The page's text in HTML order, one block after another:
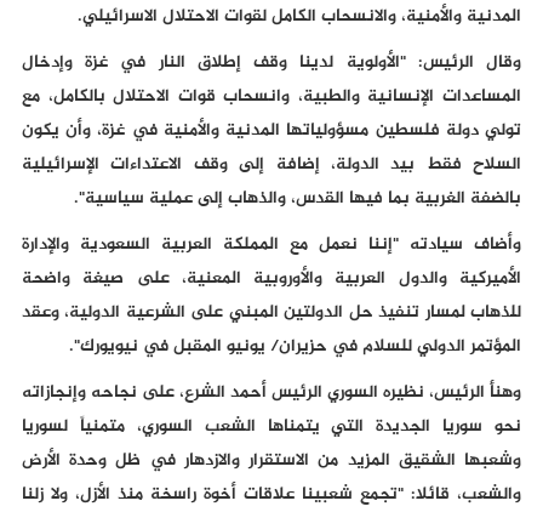
المدنية والأمنية، والانسحاب الكامل لقوات الاحتلال الاسرائيلي.
وقال الرئيس: "الأولوية لدينا وقف إطلاق النار في غزة وإدخال
المساعدات الإنسانية والطبية، وانسحاب قوات الاحتلال بالكامل، مع
تولي دولة فلسطين مسؤولياتها المدنية والأمنية في غزة، وأن يكون
السلاح فقط بيد الدولة، إضافة إلى وقف الاعتداءات الإسرائيلية
بالضفة الغربية بما فيها القدس، والذهاب إلى عملية سياسية".
وأضاف سيادته "إننا نعمل مع المملكة العربية السعودية والإدارة
الأميركية والدول العربية والأوروبية المعنية، على صيغة واضحة
للذهاب لمسار تنفيذ حل الدولتين المبني على الشرعية الدولية، وعقد
المؤتمر الدولي للسلام في حزيران/ يونيو المقبل في نيويورك".
وهنأ الرئيس، نظيره السوري الرئيس أحمد الشرع، على نجاحه وإنجازاته
نحو سوريا الجديدة التي يتمناها الشعب السوري، متمنياً لسوريا
وشعبها الشقيق المزيد من الاستقرار والازدهار في ظل وحدة الأرض
والشعب، قائلا: "تجمع شعبينا علاقات أخوة راسخة منذ الأزل، ولا زلنا